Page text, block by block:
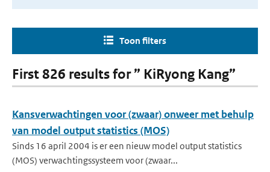
Toon filters
First 826 results for ” KiRyong Kang”
Kansverwachtingen voor (zwaar) onweer met behulp
van model output statistics (MOS)
Sinds 16 april 2004 is er een nieuw model output statistics
(MOS) verwachtingssysteem voor (zwaar...